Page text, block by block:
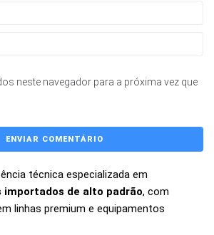
neste navegador para a próxima vez que
técnica especializada em
de alto padrão, com
linhas premium e equipamentos